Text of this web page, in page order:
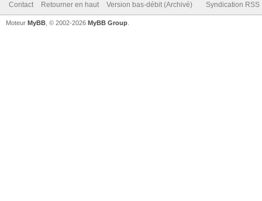
Contact Retourner en haut Version bas-débit (Archivé) Syndication RSS
Moteur MyBB , © 2002-2026 MyBB Group